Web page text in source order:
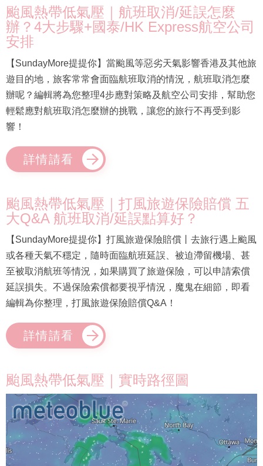
颱風熱帶低氣壓｜航班取消/延誤怎麼
辦？4大步驟+國泰/HK Express航空公司
安排
【SundayMore提提你】當颱風等惡劣天氣影響香港及其他旅
遊目的地，旅客常常會面臨航班取消的情況，航班取消怎麼
辦呢？編輯將為您整理4步應對策略及航空公司安排，幫助您
輕鬆應對航班取消怎麼辦的挑戰，讓您的旅行不再受到影
響！
詳情請看
颱風熱帶低氣壓｜打風旅遊保險賠償 五
大Q&A 航班取消/延誤點算好？
【SundayMore提提你】打風旅遊保險賠償丨去旅行遇上颱風
或各種天氣不穩定，隨時面臨航班延誤、被迫滯留機場、甚
至被取消航班等情況，如果購買了旅遊保險，可以申請索償
延誤損失。不過保險索償都要視乎情況，魔鬼在細節，即看
編輯為你整理，打風旅遊保險賠償Q&A！
詳情請看
颱風熱帶低氣壓｜實時路徑圖